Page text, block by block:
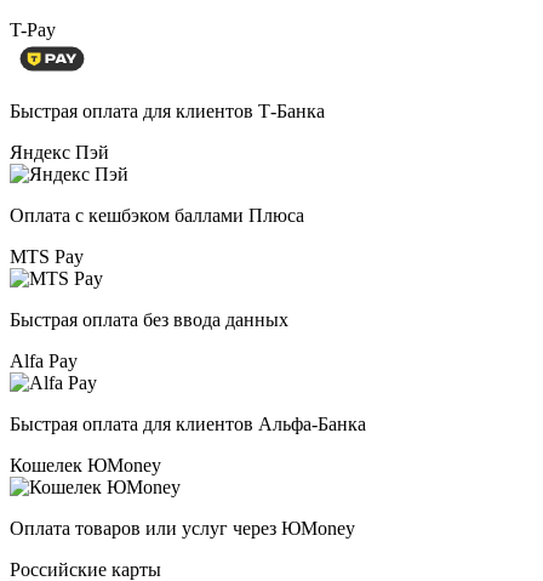
T-Pay
Быстрая оплата для клиентов Т-Банка
Яндекс Пэй
Оплата с кешбэком баллами Плюса
MTS Pay
Быстрая оплата без ввода данных
Alfa Pay
Быстрая оплата для клиентов Альфа-Банка
Кошелек ЮMoney
Оплата товаров или услуг через ЮMoney
Российские карты